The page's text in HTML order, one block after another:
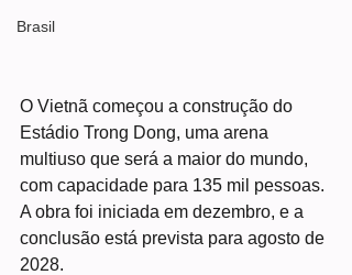
Brasil
O Vietnã começou a construção do
Estádio Trong Dong, uma arena
multiuso que será a maior do mundo,
com capacidade para 135 mil pessoas.
A obra foi iniciada em dezembro, e a
conclusão está prevista para agosto de
2028.